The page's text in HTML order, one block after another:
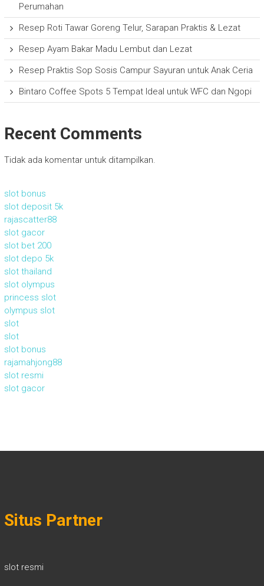
Perumahan
Resep Roti Tawar Goreng Telur, Sarapan Praktis & Lezat
Resep Ayam Bakar Madu Lembut dan Lezat
Resep Praktis Sop Sosis Campur Sayuran untuk Anak Ceria
Bintaro Coffee Spots 5 Tempat Ideal untuk WFC dan Ngopi
Recent Comments
Tidak ada komentar untuk ditampilkan.
slot bonus
slot deposit 5k
rajascatter88
slot gacor
slot bet 200
slot depo 5k
slot thailand
slot olympus
princess slot
olympus slot
slot
slot
slot bonus
rajamahjong88
slot resmi
slot gacor
Situs Partner
slot resmi